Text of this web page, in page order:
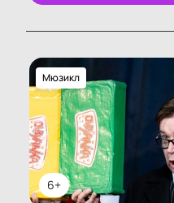
6+
Мюзикл